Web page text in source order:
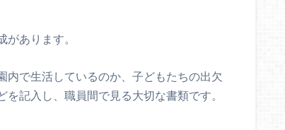
あります。
で生活しているのか、子どもたちの出欠
記入し、職員間で見る大切な書類です。